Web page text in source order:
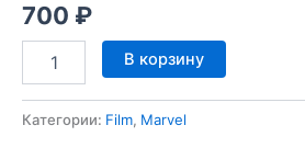
700 ₽
Количество
товара
Racoon
В корзину
Категории: Film, Marvel